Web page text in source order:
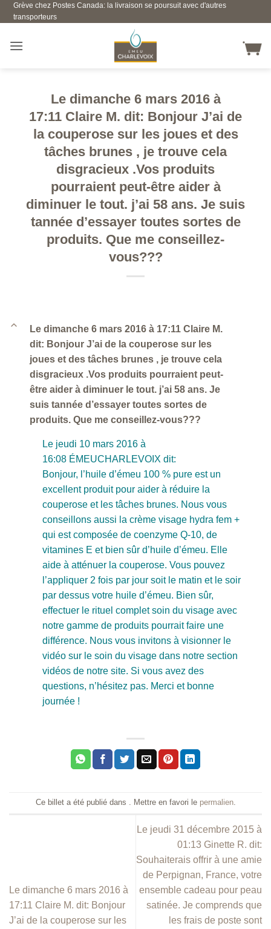
Skip
to
Grève chez Postes Canada: la livraison se poursuit avec d'autres
transporteurs
Le dimanche 6 mars 2016 à
17:11 Claire M. dit: Bonjour J’ai de
la couperose sur les joues et des
tâches brunes , je trouve cela
disgracieux .Vos produits
pourraient peut-être aider à
diminuer le tout. j’ai 58 ans. Je suis
tannée d’essayer toutes sortes de
produits. Que me conseillez-
vous???
B
Le dimanche 6 mars 2016 à 17:11 Claire M.
dit: Bonjour J’ai de la couperose sur les
joues et des tâches brunes , je trouve cela
disgracieux .Vos produits pourraient peut-
être aider à diminuer le tout. j’ai 58 ans. Je
suis tannée d’essayer toutes sortes de
produits. Que me conseillez-vous???
Le jeudi 10 mars 2016 à
16:08 ÉMEUCHARLEVOIX dit:
Bonjour, l’huile d’émeu 100 % pure est un
excellent produit pour aider à réduire la
couperose et les tâches brunes. Nous vous
conseillons aussi la crème visage hydra fem +
qui est composée de coenzyme Q-10, de
vitamines E et bien sûr d’huile d’émeu. Elle
aide à atténuer la couperose. Vous pouvez
l’appliquer 2 fois par jour soit le matin et le soir
par dessus votre huile d’émeu. Bien sûr,
effectuer le rituel complet soin du visage avec
notre gamme de produits pourrait faire une
différence. Nous vous invitons à visionner le
vidéo sur le soin du visage dans notre section
vidéos de notre site. Si vous avez des
questions, n’hésitez pas. Merci et bonne
journée !
Ce billet a été publié dans . Mettre en favori le permalien.
Le dimanche 6 mars 2016 à
17:11 Claire M. dit: Bonjour
J’ai de la couperose sur les
Le jeudi 31 décembre 2015 à
01:13 Ginette R. dit:
Souhaiterais offrir à une amie
de Perpignan, France, votre
ensemble cadeau pour peau
satinée. Je comprends que
les frais de poste sont